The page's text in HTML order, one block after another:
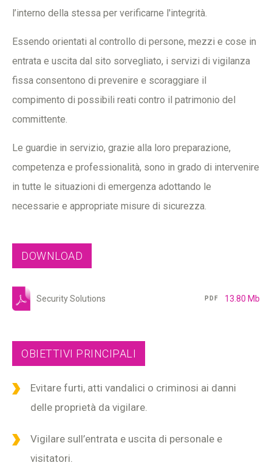
l’interno della stessa per verificarne l'integrità.
Essendo orientati al controllo di persone, mezzi e cose in
entrata e uscita dal sito sorvegliato, i servizi di vigilanza
fissa consentono di prevenire e scoraggiare il
compimento di possibili reati contro il patrimonio del
committente.
Le guardie in servizio, grazie alla loro preparazione,
competenza e professionalità, sono in grado di intervenire
in tutte le situazioni di emergenza adottando le
necessarie e appropriate misure di sicurezza.
DOWNLOAD
Security Solutions PDF 13.80 Mb
OBIETTIVI PRINCIPALI
Evitare furti, atti vandalici o criminosi ai danni
delle proprietà da vigilare.
Vigilare sull’entrata e uscita di personale e
visitatori.